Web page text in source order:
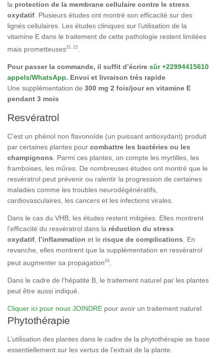
la protection de la membrane cellulaire contre le stress
oxydatif. Plusieurs études ont montré son efficacité sur des
lignés cellulaires. Les études cliniques sur l’utilisation de la
vitamine E dans le traitement de cette pathologie restent limitées
mais prometteuses21 22
Pour passer la commande, il suffit d’écrire sûr +22994415610
appels/WhatsApp. Envoi et livraison très rapide
Une supplémentation de 300 mg 2 fois/jour en vitamine E
pendant 3 mois
Resvératrol
C’est un phénol non flavonoïde (un puissant antioxydant) produit
par certaines plantes pour combattre les bactéries ou les
champignons . Parmi ces plantes, on compte les myrtilles, les
framboises, les mûres. De nombreuses études ont montré que le
resvératrol peut prévenir ou ralentir la progression de certaines
maladies comme les troubles neurodégénératifs,
cardiovasculaires, les cancers et les infections virales.
Dans le cas du VHB, les études restent mitigées. Elles montrent
l’efficacité du resvératrol dans la réduction du stress
oxydatif l’inflammation et le risque de complications . En
revanche, elles montrent que la supplémentation en resvératrol
peut augmenter sa propagation24
Dans le cadre de l’hépatite B, le traitement naturel par les plantes
peut être aussi indiqué.
Cliquer ici pour nous JOINDRE pour avoir un traitement naturel
Phytothérapie
L’utilisation des plantes dans le cadre de la phytothérapie se base
essentiellement sur les vertus de l’extrait de la plante.